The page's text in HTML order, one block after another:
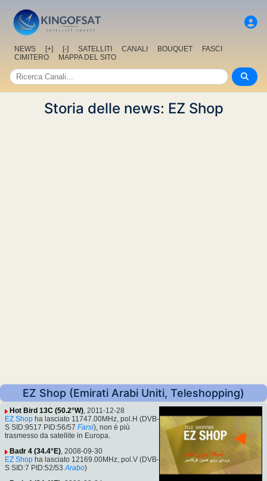
NEWS [+] [-] SATELLITI CANALI BOUQUET
FASCI
CIMITERO
MAPPA DEL SITO
Storia delle news: EZ Shop
EZ Shop (Emirati Arabi Uniti, Teleshopping)
Hot Bird 13C (50.2°W), 2011-12-28
EZ Shop ha lasciato 11747.00MHz, pol.H (DVB-
S SID:9517 PID:56/57 Farsi), non è più
trasmesso da satellite in Europa.
Badr 4 (34.4°E), 2008-09-30
EZ Shop ha lasciato 12169.00MHz, pol.V (DVB-
S SID:7 PID:52/53 Arabo)